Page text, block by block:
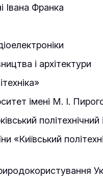
Івана Франка
і архітектури
імені М. І.
політехнічний
«Київський